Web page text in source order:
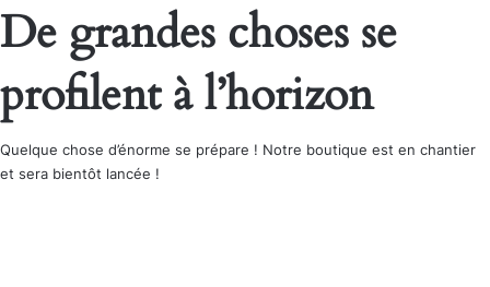
De grandes choses se
profilent à l’horizon
Quelque chose d’énorme se prépare ! Notre boutique est en chantier
et sera bientôt lancée !